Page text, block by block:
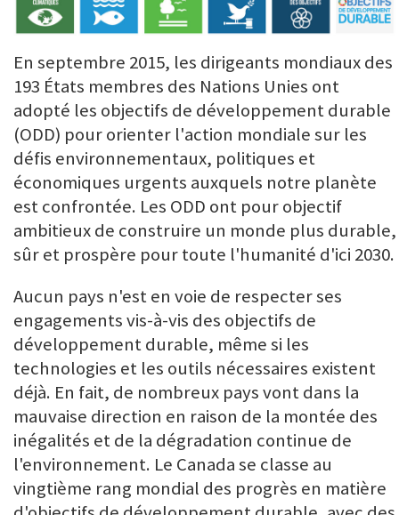
En septembre 2015, les dirigeants mondiaux des
193 États membres des Nations Unies ont
adopté les objectifs de développement durable
(ODD) pour orienter l'action mondiale sur les
défis environnementaux, politiques et
économiques urgents auxquels notre planète
est confrontée. Les ODD ont pour objectif
ambitieux de construire un monde plus durable,
sûr et prospère pour toute l'humanité d'ici 2030.
Aucun pays n'est en voie de respecter ses
engagements vis-à-vis des objectifs de
développement durable, même si les
technologies et les outils nécessaires existent
déjà. En fait, de nombreux pays vont dans la
mauvaise direction en raison de la montée des
inégalités et de la dégradation continue de
l'environnement. Le Canada se classe au
vingtième rang mondial des progrès en matière